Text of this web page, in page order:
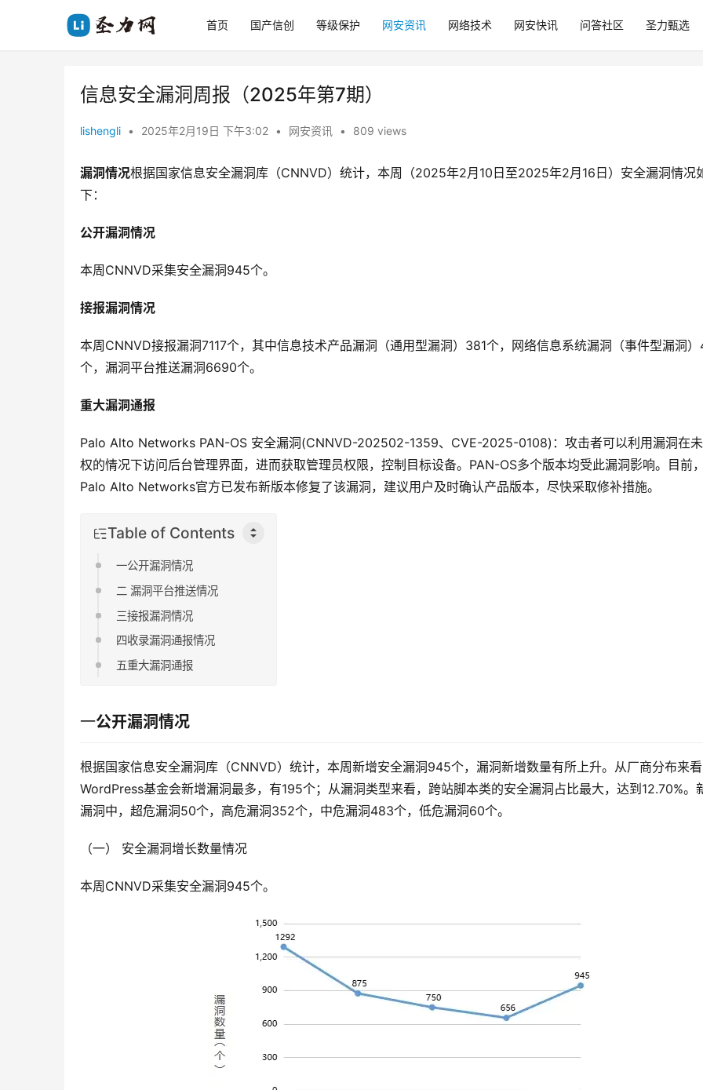
首页 国产信创 等级保护 网安资讯 网络技术 网安快讯 问答社区 圣力甄选
信息安全漏洞周报（2025年第7期）
lishengli • 2025年2月19日 下午3:02 • 网安资讯 • 809 views
漏洞情况根据国家信息安全漏洞库（CNNVD）统计，本周（2025年2月10日至2025年2月16日）安全漏洞情况
下：
公开漏洞情况
本周CNNVD采集安全漏洞945个。
接报漏洞情况
本周CNNVD接报漏洞7117个，其中信息技术产品漏洞（通用型漏洞）381个，网络信息系统漏洞（事件型漏洞
个，漏洞平台推送漏洞6690个。
重大漏洞通报
Palo Alto Networks PAN-OS 安全漏洞(CNNVD-202502-1359、CVE-2025-0108)：攻击者可以利用漏洞在
权的情况下访问后台管理界面，进而获取管理员权限，控制目标设备。PAN-OS多个版本均受此漏洞影响。目前
Palo Alto Networks官方已发布新版本修复了该漏洞，建议用户及时确认产品版本，尽快采取修补措施。
Table of Contents
一公开漏洞情况
二 漏洞平台推送情况
三接报漏洞情况
四收录漏洞通报情况
五重大漏洞通报
一公开漏洞情况
根据国家信息安全漏洞库（CNNVD）统计，本周新增安全漏洞945个，漏洞新增数量有所上升。从厂商分布来看
WordPress基金会新增漏洞最多，有195个；从漏洞类型来看，跨站脚本类的安全漏洞占比最大，达到12.70%。
漏洞中，超危漏洞50个，高危漏洞352个，中危漏洞483个，低危漏洞60个。
（一） 安全漏洞增长数量情况
本周CNNVD采集安全漏洞945个。